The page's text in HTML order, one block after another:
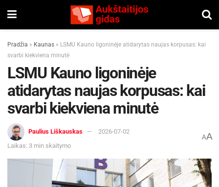
Pradžia » Kaunas » LSMU Kauno ligoninėje atidarytas naujas korpusas: kai
svarbi kiekviena minutė
LSMU Kauno ligoninėje
atidarytas naujas korpusas: kai
svarbi kiekviena minutė
Paulius Liškauskas
2026-07-02
Laikas: 3 min skaitymo
AA